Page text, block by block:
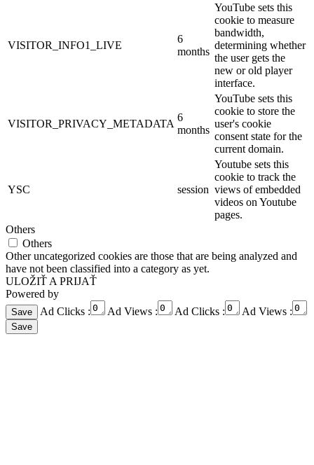
VISITOR_INFO1_LIVE
6
months
YouTube sets this
cookie to measure
bandwidth,
determining whether
the user gets the
new or old player
interface.
VISITOR_PRIVACY_METADATA
6
months
YouTube sets this
cookie to store the
user's cookie
consent state for the
current domain.
YSC session
Youtube sets this
cookie to track the
views of embedded
videos on Youtube
pages.
Others
Others
Other uncategorized cookies are those that are being analyzed and
have not been classified into a category as yet.
ULOŽIŤ A PRIJAŤ
Powered by
Ad Clicks :
Ad Views : Ad Clicks : Ad Views :